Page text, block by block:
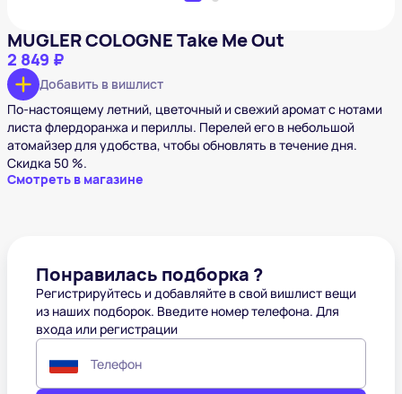
MUGLER COLOGNE Take Me Out
2 849 ₽
Добавить в вишлист
По-настоящему летний, цветочный и свежий аромат с нотами
листа флердоранжа и периллы. Перелей его в небольшой
атомайзер для удобства, чтобы обновлять в течение дня.
Скидка 50 %.
Смотреть в магазине
Понравилась подборка ?
Регистрируйтесь и добавляйте в свой вишлист вещи
из наших подборок. Введите номер телефона. Для
входа или регистрации
Телефон